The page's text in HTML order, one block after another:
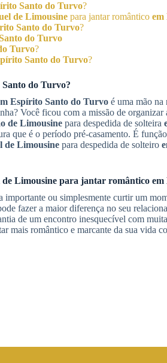
Santo do Turvo?
de Limousine para jantar romântico em
Santo do Turvo?
do Turvo
Turvo?
Santo do Turvo?
do Turvo?
Espírito Santo do Turvo é uma mão na
Você ficou com a missão de
de Limousine para despedida de solteira
que é o período pré-casamento. É
de Limousine para despedida de solteiro
Limousine para jantar romântico em
importante ou simplesmente curtir um
fazer a maior diferença no seu
de um encontro inesquecível com
mais romântico e marcante da sua vida